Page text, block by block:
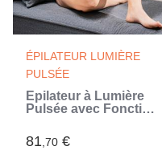
ÉPILATEUR LUMIÈRE
PULSÉE
Épilateur à Lumière
Pulsée avec Fonction
Kulepil InnovaGoods
81,70 €